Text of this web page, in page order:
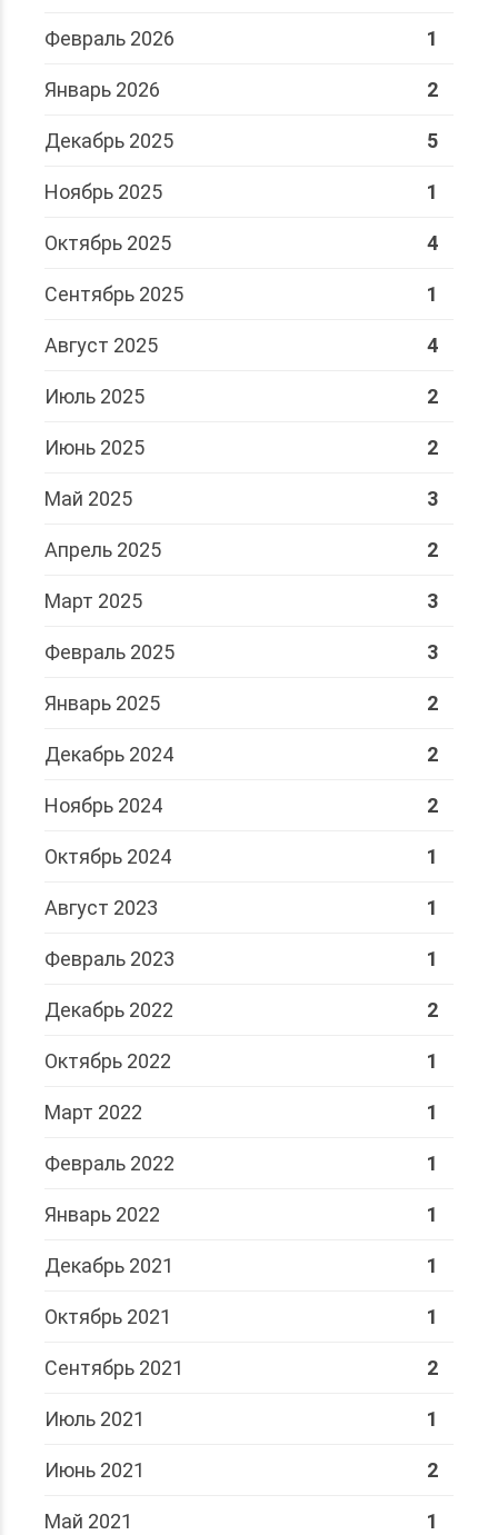
Февраль 2026 1
Январь 2026 2
Декабрь 2025 5
Ноябрь 2025 1
Октябрь 2025 4
Сентябрь 2025 1
Август 2025 4
Июль 2025 2
Июнь 2025 2
Май 2025 3
Апрель 2025 2
Март 2025 3
Февраль 2025 3
Январь 2025 2
Декабрь 2024 2
Ноябрь 2024 2
Октябрь 2024 1
Август 2023 1
Февраль 2023 1
Декабрь 2022 2
Октябрь 2022 1
Март 2022 1
Февраль 2022 1
Январь 2022 1
Декабрь 2021 1
Октябрь 2021 1
Сентябрь 2021 2
Июль 2021 1
Июнь 2021 2
Май 2021 1